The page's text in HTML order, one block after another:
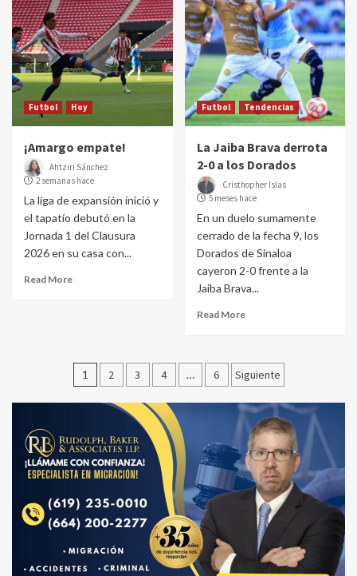
Futbol Hoy
¡Amargo empate!
Ahtziri Sánchez
2 semanas hace
La liga de expansión inició y
el tapatío debutó en la
Jornada 1 del Clausura
2026 en su casa con...
Read More
Futbol Tendencias
La Jaiba Brava derrota
2-0 a los Dorados
Cristhopher Islas
5 meses hace
En un duelo sumamente
cerrado de la fecha 9, los
Dorados de Sinaloa
cayeron 2-0 frente a la
Jaiba Brava...
Read More
Paginación
de
entradas
1 2 3 4 … 6 Siguiente